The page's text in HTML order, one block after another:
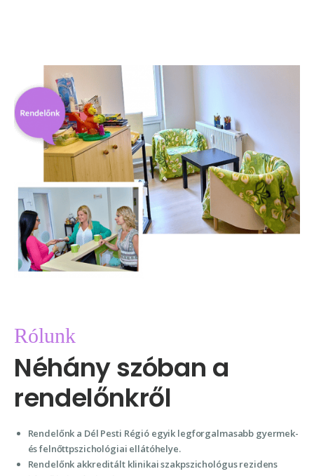
Rólunk
Néhány szóban a
rendelőnkről
Rendelőnk a Dél Pesti Régió egyik legforgalmasabb gyermek-
és felnőttpszichológiai ellátóhelye.
Rendelőnk akkreditált klinikai szakpszichológus rezidens